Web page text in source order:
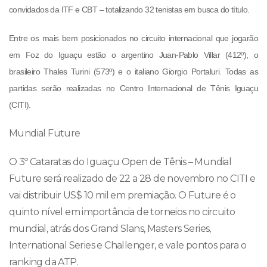
convidados da ITF e CBT – totalizando 32 tenistas em busca do título.
Entre os mais bem posicionados no circuito internacional que jogarão
em Foz do Iguaçu estão o argentino Juan-Pablo Villar (412º), o
brasileiro Thales Turini (573º) e o italiano Giorgio Portaluri. Todas as
partidas serão realizadas no Centro Internacional de Tênis Iguaçu
(CITI).
Mundial Future
O 3º Cataratas do Iguaçu Open de Tênis – Mundial
Future será realizado de 22 a 28 de novembro no CITI e
vai distribuir US$ 10 mil em premiação. O Future é o
quinto nível em importância de torneios no circuito
mundial, atrás dos Grand Slans, Masters Series,
International Series e Challenger, e vale pontos para o
ranking da ATP.